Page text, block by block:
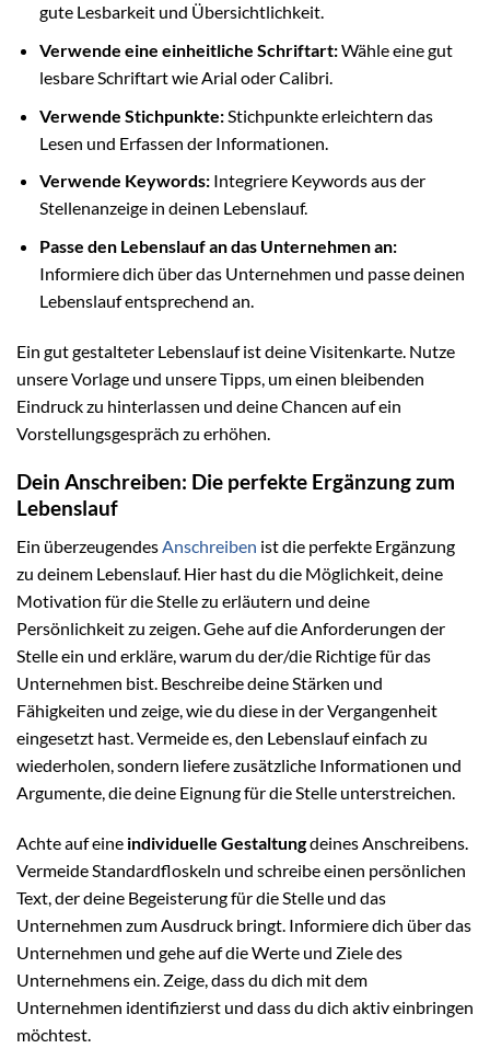
gute Lesbarkeit und Übersichtlichkeit.
Verwende eine einheitliche Schriftart:Wähle eine gut
lesbare Schriftart wie Arial oder Calibri.
Verwende Stichpunkte:Stichpunkte erleichtern das
Lesen und Erfassen der Informationen.
Verwende Keywords:Integriere Keywords aus der
Stellenanzeige in deinen Lebenslauf.
Passe den Lebenslauf an das Unternehmen an:
Informiere dich über das Unternehmen und passe deinen
Lebenslauf entsprechend an.
Ein gut gestalteter Lebenslauf ist deine Visitenkarte. Nutze
unsere Vorlage und unsere Tipps, um einen bleibenden
Eindruck zu hinterlassen und deine Chancen auf ein
Vorstellungsgespräch zu erhöhen.
Dein Anschreiben: Die perfekte Ergänzung zum
Lebenslauf
Ein überzeugendesAnschreiben ist die perfekte Ergänzung
zu deinem Lebenslauf. Hier hast du die Möglichkeit, deine
Motivation für die Stelle zu erläutern und deine
Persönlichkeit zu zeigen. Gehe auf die Anforderungen der
Stelle ein und erkläre, warum du der/die Richtige für das
Unternehmen bist. Beschreibe deine Stärken und
Fähigkeiten und zeige, wie du diese in der Vergangenheit
eingesetzt hast. Vermeide es, den Lebenslauf einfach zu
wiederholen, sondern liefere zusätzliche Informationen und
Argumente, die deine Eignung für die Stelle unterstreichen.
Achte auf eine individuelle Gestaltungdeines Anschreibens.
Vermeide Standardfloskeln und schreibe einen persönlichen
Text, der deine Begeisterung für die Stelle und das
Unternehmen zum Ausdruck bringt. Informiere dich über das
Unternehmen und gehe auf die Werte und Ziele des
Unternehmens ein. Zeige, dass du dich mit dem
Unternehmen identifizierst und dass du dich aktiv einbringen
möchtest.